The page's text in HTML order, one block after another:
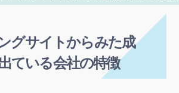
グサイトからみた成
ている会社の特徴